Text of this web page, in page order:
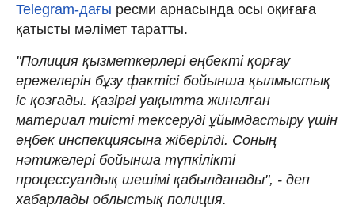
Telegram-дағы ресми арнасында осы оқиғаға
қатысты мәлімет таратты.
"Полиция қызметкерлері еңбекті қорғау
ережелерін бұзу фактісі бойынша қылмыстық
іс қозғады. Қазіргі уақытта жиналған
материал тиісті тексеруді ұйымдастыру үшін
еңбек инспекциясына жіберілді. Соның
нәтижелері бойынша түпкілікті
процессуалдық шешімі қабылданады", - деп
хабарлады облыстық полиция.